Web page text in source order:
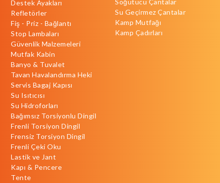
Destek Ayakları
Refletörler
Fiş - Priz - Bağlantı
Stop Lambaları
Güvenlik Malzemeleri
Mutfak Kabin
Banyo & Tuvalet
Tavan Havalandırma Heki
Servis Bagaj Kapısı
Su Isıtıcısı
Su Hidroforları
Bağımsız Torsiyonlu Dingil
Frenli Torsiyon Dingil
Frensiz Torsiyon Dingil
Frenli Çeki Oku
Lastik ve Jant
Kapı & Pencere
Tente
Soğutucu Çantalar
Su Geçirmez Çantalar
Kamp Mutfağı
Kamp Çadırları